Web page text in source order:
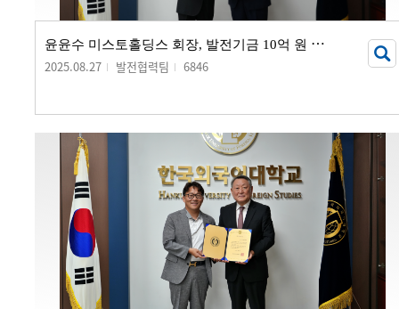
윤
윤수 미스토홀딩스 회장, 발전기금 10억 원 기부
2025.08.27 발전협력팀 6846